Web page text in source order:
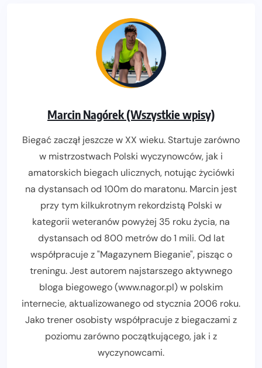
Marcin Nagórek (Wszystkie wpisy)
Biegać zaczął jeszcze w XX wieku. Startuje zarówno
w mistrzostwach Polski wyczynowców, jak i
amatorskich biegach ulicznych, notując życiówki
na dystansach od 100m do maratonu. Marcin jest
przy tym kilkukrotnym rekordzistą Polski w
kategorii weteranów powyżej 35 roku życia, na
dystansach od 800 metrów do 1 mili. Od lat
współpracuje z "Magazynem Bieganie", pisząc o
treningu. Jest autorem najstarszego aktywnego
bloga biegowego (www.nagor.pl) w polskim
internecie, aktualizowanego od stycznia 2006 roku.
Jako trener osobisty współpracuje z biegaczami z
poziomu zarówno początkującego, jak i z
wyczynowcami.